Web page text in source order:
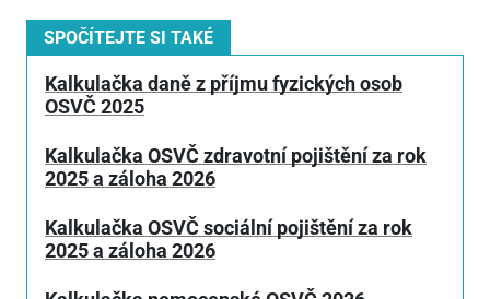
SPOČÍTEJTE SI TAKÉ
Kalkulačka daně z příjmu fyzických osob
OSVČ 2025
Kalkulačka OSVČ zdravotní pojištění za rok
2025 a záloha 2026
Kalkulačka OSVČ sociální pojištění za rok
2025 a záloha 2026